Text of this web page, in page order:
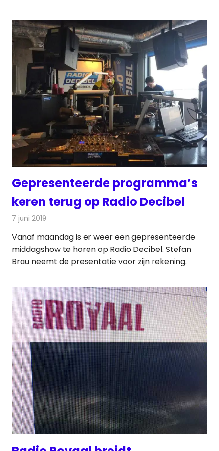
Gepresenteerde programma’s
keren terug op Radio Decibel
7 juni 2019
Vanaf maandag is er weer een gepresenteerde
middagshow te horen op Radio Decibel. Stefan
Brau neemt de presentatie voor zijn rekening.